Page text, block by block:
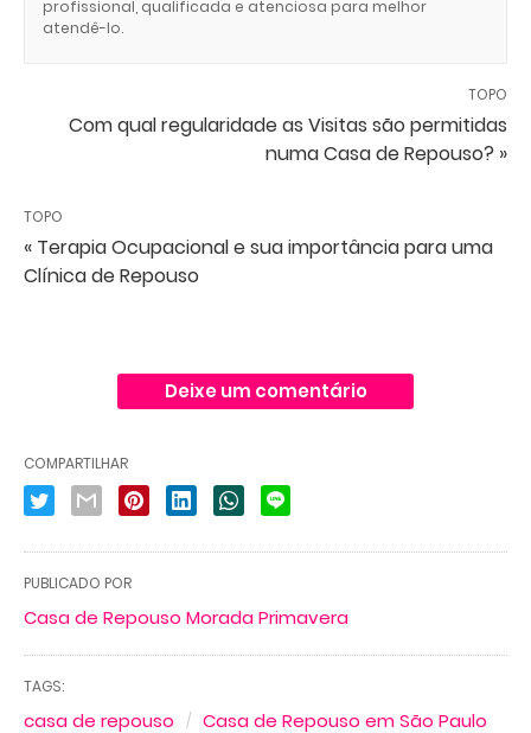
profissional, qualificada e atenciosa para melhor
atendê-lo.
TOPO
Com qual regularidade as Visitas são permitidas
numa Casa de Repouso? »
TOPO
« Terapia Ocupacional e sua importância para uma
Clínica de Repouso
Deixe um comentário
COMPARTILHAR
PUBLICADO POR
Casa de Repouso Morada Primavera
TAGS:
casa de repouso Casa de Repouso em São Paulo